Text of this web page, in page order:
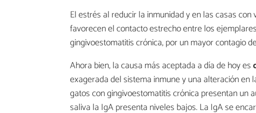
El estrés al reducir la inmunidad y en las casas
favorecen el contacto estrecho entre los
gingivoestomatitis crónica, por un mayor contagio
Ahora bien, la causa más aceptada a día de hoy es
exagerada del sistema inmune y una alteración en
gatos con gingivoestomatitis crónica presentan un
saliva la IgA presenta niveles bajos. La IgA se